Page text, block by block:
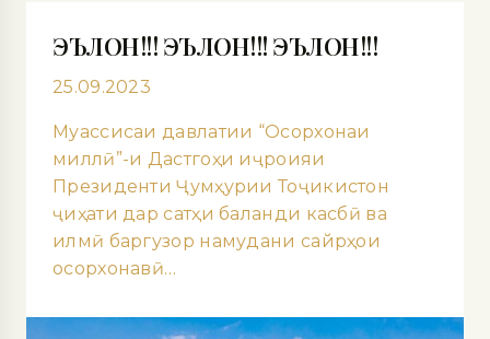
ЭЪЛОН!!! ЭЪЛОН!!! ЭЪЛОН!!!
25.09.2023
Муассисаи давлатии “Осорхонаи
миллӣ”-и Дастгоҳи иҷроияи
Президенти Ҷумҳурии Тоҷикистон
ҷиҳати дар сатҳи баланди касбӣ ва
илмӣ баргузор намудани сайрҳои
осорхонавӣ…